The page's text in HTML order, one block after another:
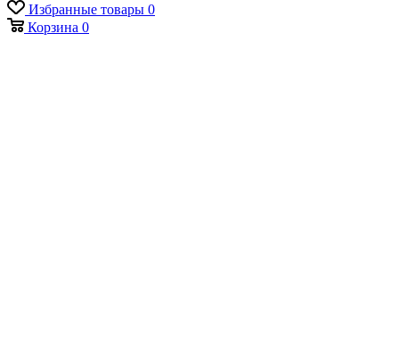
Избранные товары 0
Корзина 0